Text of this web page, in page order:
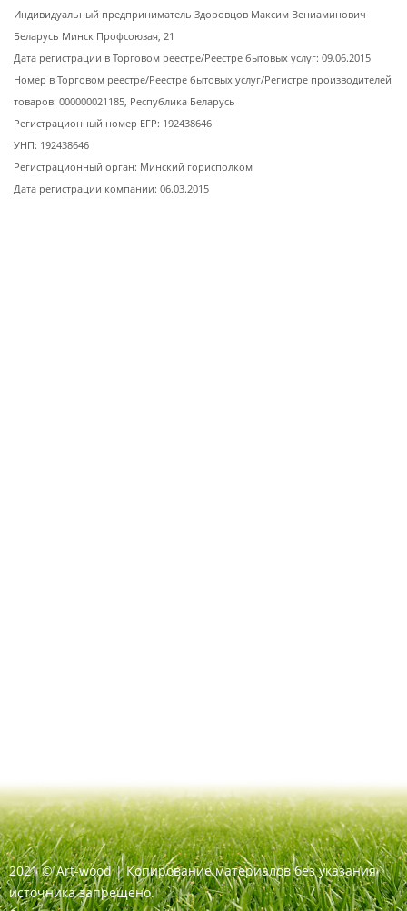
Индивидуальный предприниматель Здоровцов Максим Вениаминович
Беларусь Минск Профсоюзая, 21
Дата регистрации в Торговом реестре/Реестре бытовых услуг: 09.06.2015
Номер в Торговом реестре/Реестре бытовых услуг/Регистре производителей
товаров: 000000021185, Республика Беларусь
Регистрационный номер ЕГР: 192438646
УНП: 192438646
Регистрационный орган: Минский горисполком
Дата регистрации компании: 06.03.2015
2021 ©Art-wood |Копирование материалов без указания
источника запрещено.